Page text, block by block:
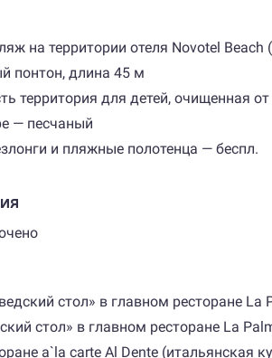
на территории отеля Novotel Beach
понтон, длина 45 м
территория для детей, очищенная
— песчаный
и пляжные полотенца — беспл.
стол» в главном ресторане
стол» в главном ресторане La
a`la carte Al Dente (итальянская